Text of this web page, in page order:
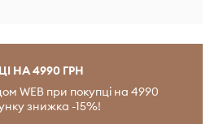
НА 4990 ГРН
WEB при покупці на 4990
знижка -15%!